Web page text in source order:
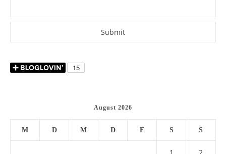
August 2026
M D M D F S S